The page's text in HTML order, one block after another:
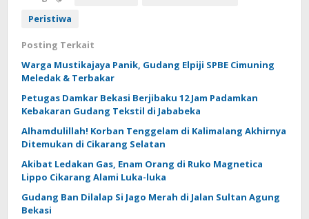
Peristiwa
Posting Terkait
Warga Mustikajaya Panik, Gudang Elpiji SPBE Cimuning
Meledak & Terbakar
Petugas Damkar Bekasi Berjibaku 12 Jam Padamkan
Kebakaran Gudang Tekstil di Jababeka
Alhamdulillah! Korban Tenggelam di Kalimalang Akhirnya
Ditemukan di Cikarang Selatan
Akibat Ledakan Gas, Enam Orang di Ruko Magnetica
Lippo Cikarang Alami Luka-luka
Gudang Ban Dilalap Si Jago Merah di Jalan Sultan Agung
Bekasi